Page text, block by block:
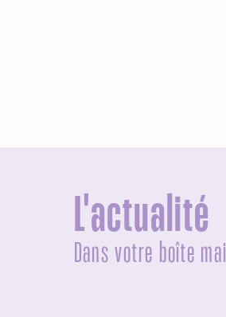
L'actualité
Dans votre boîte mail